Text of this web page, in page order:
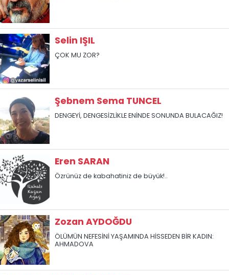
Selin IŞIL
ÇOK MU ZOR?
Şebnem Sema TUNCEL
DENGEYİ, DENGESİZLİKLE ENİNDE SONUNDA BULACAĞIZ!
Eren SARAN
Özrünüz de kabahatiniz de büyük!..
Zozan AYDOĞDU
ÖLÜMÜN NEFESİNİ YAŞAMINDA HİSSEDEN BİR KADIN:
AHMADOVA